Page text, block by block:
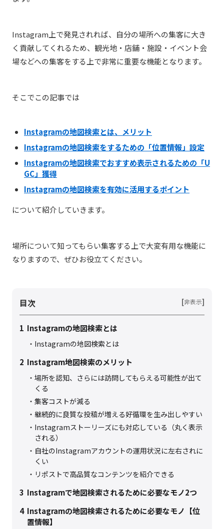
Instagram上で発見されれば、自分の場所への集客に大き
く貢献してくれるため、観光地・店舗・施設・イベント会
場などへの集客をする上で非常に重要な機能となります。
そこでこの記事では
Instagramの地図検索とは、メリット
Instagramの地図検索をするための「位置情報」設定
Instagramの地図検索でおすすめ表示されるための「U
GC」獲得
Instagramの地図検索を有効に活用するポイント
について紹介していきます。
場所について知ってもらい集客する上で大変有用な機能に
なりますので、ぜひお役立てください。
目次 [非表示]
1 Instagramの地図検索とは
Instagramの地図検索とは
2 Instagram地図検索のメリット
場所を認知、さらには訪問してもらえる可能性が出て
くる
集客コストが減る
継続的に良質な投稿が増える好循環を生み出しやすい​
Instagramストーリーズにも対応している（丸く表示
される）
自社のInstagramアカウントの運用状況に左右されに
くい​
リポストで高品質なコンテンツを紹介できる​
3 Instagramで地図検索されるために必要なモノ2つ
4 Instagramの地図検索されるために必要なモノ【位
置情報】​